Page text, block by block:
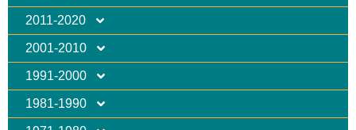
2011-2020
2001-2010
1991-2000
1981-1990